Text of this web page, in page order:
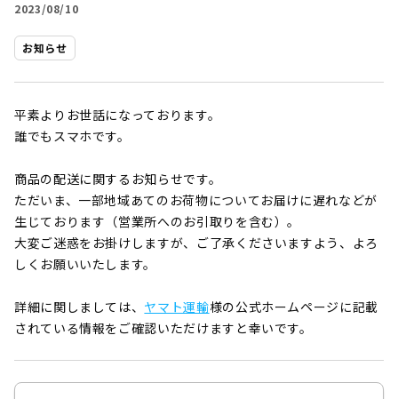
2023/08/10
お知らせ
平素よりお世話になっております。
誰でもスマホです。
商品の配送に関するお知らせです。
ただいま、一部地域あてのお荷物についてお届けに遅れなどが
生じております（営業所へのお引取りを含む）。
大変ご迷惑をお掛けしますが、ご了承くださいますよう、よろ
しくお願いいたします。
詳細に関しましては、 ヤマト運輸様の公式ホームページに記載
されている情報をご確認いただけますと幸いです。